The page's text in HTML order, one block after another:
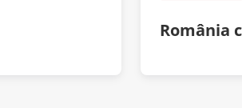
România